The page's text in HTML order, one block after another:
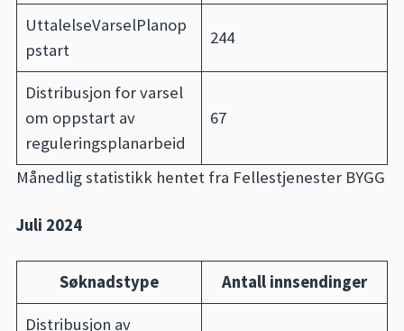
UttalelseVarselPlanop
pstart
244
Distribusjon for varsel
om oppstart av
reguleringsplanarbeid
67
Månedlig statistikk hentet fra Fellestjenester BYGG
Juli 2024
Søknadstype Antall innsendinger
Distribusjon av